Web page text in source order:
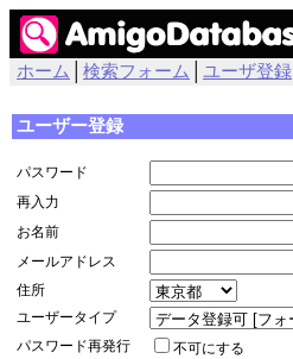
ホーム 検索フォーム ユーザ登録
ユーザー登録
パスワード
再入力
お名前
メールアドレス
住所
ユーザータイプ
パスワード再発行
不可にする